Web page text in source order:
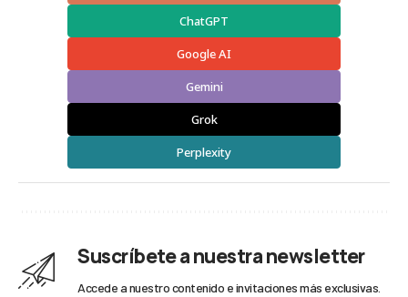
ChatGPT
Google AI
Gemini
Grok
Perplexity
Suscríbete a nuestra newsletter
Accede a nuestro contenido e invitaciones más exclusivas.